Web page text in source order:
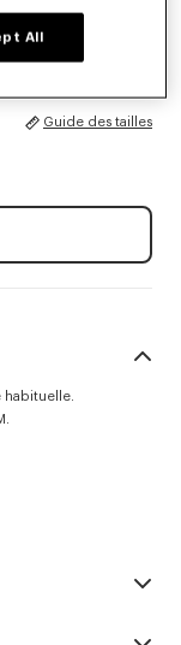
Guide des tailles
All